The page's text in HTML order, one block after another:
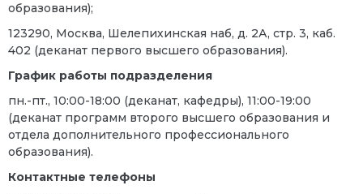
образования);
123290, Москва, Шелепихинская наб, д. 2А, стр. 3, каб.
402 (деканат первого высшего образования).
График работы подразделения
пн.-пт., 10:00-18:00 (деканат, кафедры), 11:00-19:00
(деканат программ второго высшего образования и
отдела дополнительного профессионального
образования).
Контактные телефоны